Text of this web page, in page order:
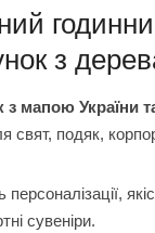
з
з мапою України
свят, подяк,
сувеніри.